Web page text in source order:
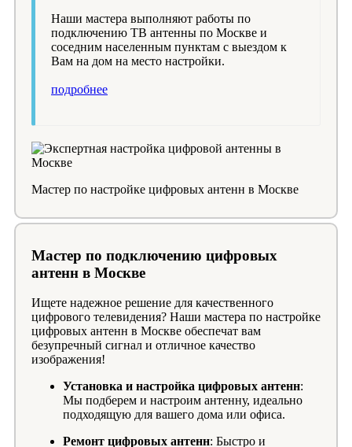
Наши мастера выполняют работы по
подключению ТВ антенны по Москве и
соседним населенным пунктам с выездом к
Вам на дом на место настройки.
подробнее
Мастер по настройке цифровых антенн в Москве
Мастер по подключению цифровых
антенн в Москве
Ищете надежное решение для качественного
цифрового телевидения? Наши мастера по настройке
цифровых антенн в Москве обеспечат вам
безупречный сигнал и отличное качество
изображения!
Установка и настройка цифровых антенн:
Мы подберем и настроим антенну, идеально
подходящую для вашего дома или офиса.
Ремонт цифровых антенн: Быстро и